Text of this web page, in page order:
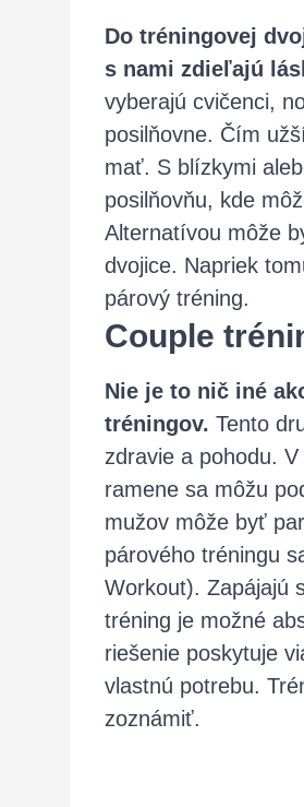
Do tréningovej
s nami zdieľajú
vyberajú cvičenci,
posilňovne. Čím
mať. S blízkymi
posilňovňu, kde
Alternatívou môže
dvojice. Napriek
párový tréning.
Couple
Nie je to nič iné
tréningov. Tento
zdravie a pohodu.
ramene sa môžu
mužov môže byť
párového tréningu
Workout). Zapájajú
tréning je možné
riešenie poskytuje
vlastnú potrebu.
zoznámiť.